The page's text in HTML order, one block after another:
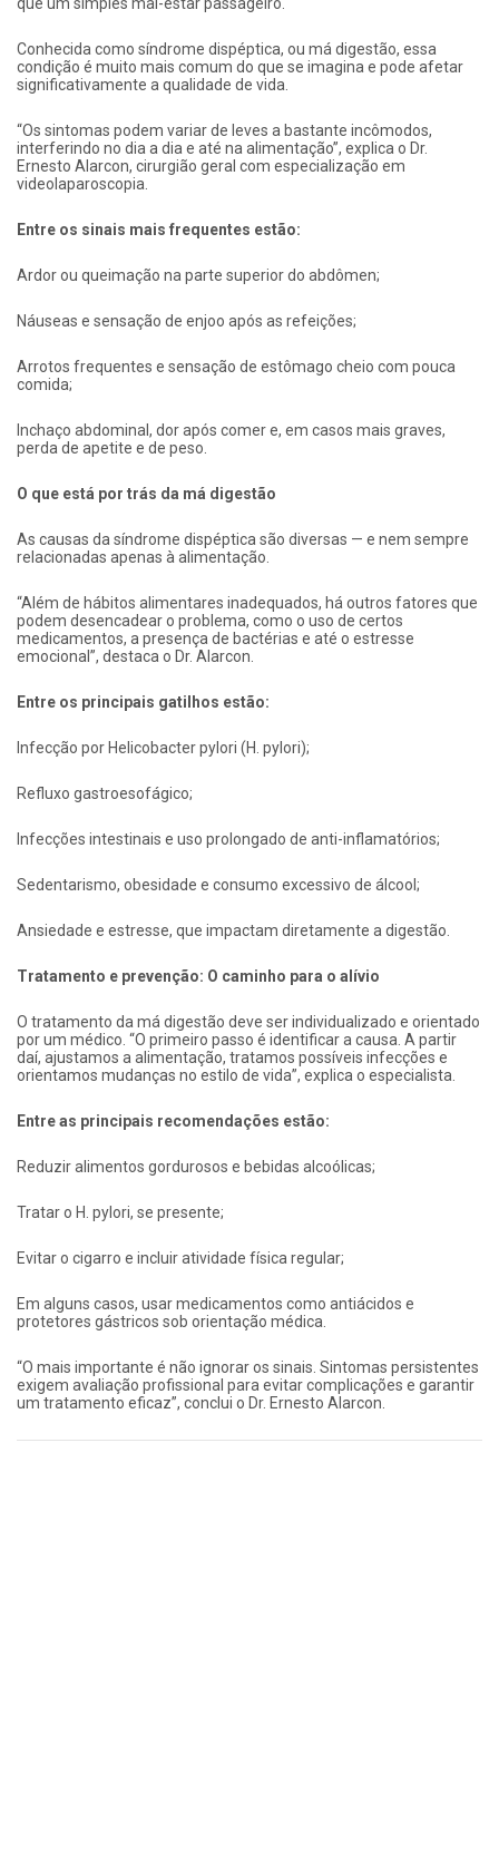
que um simples mal-estar passageiro.
Conhecida como síndrome dispéptica, ou má digestão, essa
condição é muito mais comum do que se imagina e pode afetar
significativamente a qualidade de vida.
“Os sintomas podem variar de leves a bastante incômodos,
interferindo no dia a dia e até na alimentação”, explica o Dr.
Ernesto Alarcon, cirurgião geral com especialização em
videolaparoscopia.
Entre os sinais mais frequentes estão:
Ardor ou queimação na parte superior do abdômen;
Náuseas e sensação de enjoo após as refeições;
Arrotos frequentes e sensação de estômago cheio com pouca
comida;
Inchaço abdominal, dor após comer e, em casos mais graves,
perda de apetite e de peso.
O que está por trás da má digestão
As causas da síndrome dispéptica são diversas — e nem sempre
relacionadas apenas à alimentação.
“Além de hábitos alimentares inadequados, há outros fatores que
podem desencadear o problema, como o uso de certos
medicamentos, a presença de bactérias e até o estresse
emocional”, destaca o Dr. Alarcon.
Entre os principais gatilhos estão:
Infecção por Helicobacter pylori (H. pylori);
Refluxo gastroesofágico;
Infecções intestinais e uso prolongado de anti-inflamatórios;
Sedentarismo, obesidade e consumo excessivo de álcool;
Ansiedade e estresse, que impactam diretamente a digestão.
Tratamento e prevenção: O caminho para o alívio
O tratamento da má digestão deve ser individualizado e orientado
por um médico. “O primeiro passo é identificar a causa. A partir
daí, ajustamos a alimentação, tratamos possíveis infecções e
orientamos mudanças no estilo de vida”, explica o especialista.
Entre as principais recomendações estão:
Reduzir alimentos gordurosos e bebidas alcoólicas;
Tratar o H. pylori, se presente;
Evitar o cigarro e incluir atividade física regular;
Em alguns casos, usar medicamentos como antiácidos e
protetores gástricos sob orientação médica.
“O mais importante é não ignorar os sinais. Sintomas persistentes
exigem avaliação profissional para evitar complicações e garantir
um tratamento eficaz”, conclui o Dr. Ernesto Alarcon.